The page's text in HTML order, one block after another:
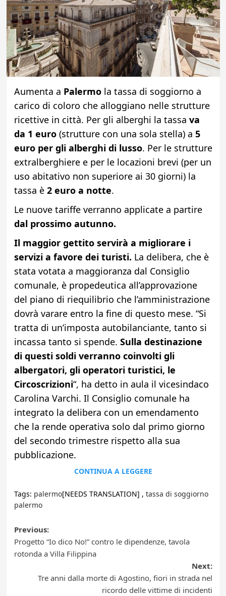
Aumenta a Palermola tassa di soggiorno a
carico di coloro che alloggiano nelle strutture
ricettive in città. Per gli alberghi la tassa va
da 1 euro(strutture con una sola stella) a 5
euro per gli alberghi di lusso. Per le strutture
extralberghiere e per le locazioni brevi (per un
uso abitativo non superiore ai 30 giorni) la
tassa è2 euro a notte.
Le nuove tariffe verranno applicate a partire
dal prossimo autunno.
Il maggior gettito servirà a migliorare i
servizi a favore dei turisti. La delibera, che è
stata votata a maggioranza dal Consiglio
comunale, è propedeutica all’approvazione
del piano di riequilibrio che l’amministrazione
dovrà varare entro la fine di questo mese. “Si
tratta di un’imposta autobilanciante, tanto si
incassa tanto si spende. Sulla destinazione
di questi soldi verranno coinvolti gli
albergatori, gli operatori turistici, le
Circoscrizioni“, ha detto in aula il vicesindaco
Carolina Varchi. Il Consiglio comunale ha
integrato la delibera con un emendamento
che la rende operativa solo dal primo giorno
del secondo trimestre rispetto alla sua
pubblicazione.
CONTINUA A LEGGERE
Tags: palermo[NEEDS TRANSLATION] , tassa di soggiorno
palermo
Post
navigation
Previous:
Progetto “Io dico No!” contro le dipendenze, tavola
rotonda a Villa Filippina
Next:
Tre anni dalla morte di Agostino, fiori in strada nel
ricordo delle vittime di incidenti